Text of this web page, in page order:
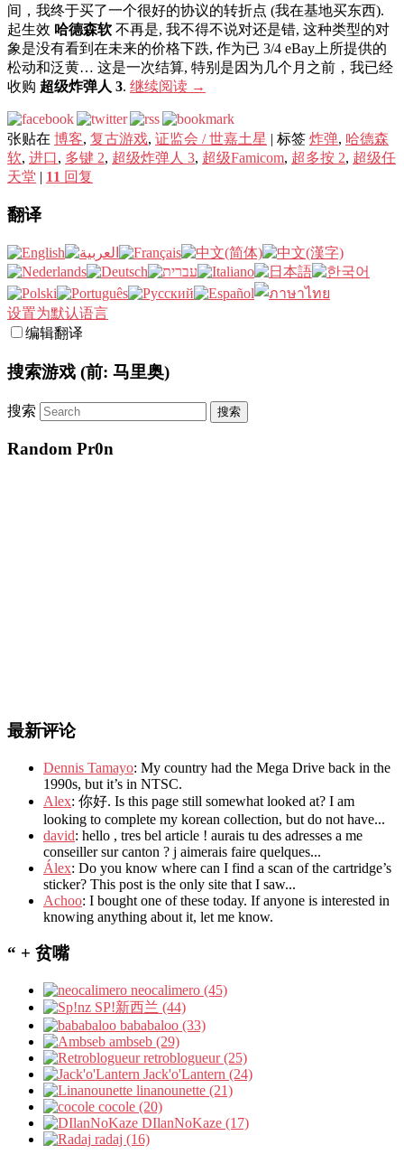
间，我终于买了一个很好的协议的转折点 (我在基地买东西).
起生效 哈德森软 不再是, 我不得不说对还是错, 这种类型的对
象是没有看到在未来的价格下跌, 作为已 3/4 eBay上所提供的
松动和泛黄… 这是一次结算, 特别是因为几个月之前，我已经
收购 超级炸弹人 3. 继续阅读 →
张贴在 博客, 复古游戏, 证监会 / 世嘉土星 | 标签 炸弹, 哈德森
软, 进口, 多键 2, 超级炸弹人 3, 超级Famicom, 超多按 2, 超级任
天堂 | 11 回复
翻译
设置为默认语言
编辑翻译
搜索游戏 (前: 马里奥)
搜索
Random Pr0n
最新评论
Dennis Tamayo: My country had the Mega Drive back in the
1990s, but it’s in NTSC.
Alex: 你好. Is this page still somewhat looked at? I am
looking to complete my korean collection, but do not have...
david: hello , tres bel article ! aurais tu des adresses a me
conseiller sur canton ? j aimerais faire quelques...
Álex: Do you know where can I find a scan of the cartridge’s
sticker? This post is the only site that I saw...
Achoo: I bought one of these today. If anyone is interested in
knowing anything about it, let me know.
“ + 贫嘴
neocalimero (45)
SP!新西兰 (44)
bababaloo (33)
ambseb (29)
retroblogueur (25)
Jack'o'Lantern (24)
linanounette (21)
cocole (20)
DIlanNoKaze (17)
radaj (16)